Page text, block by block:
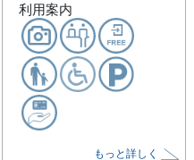
利用案内
もっと詳しく